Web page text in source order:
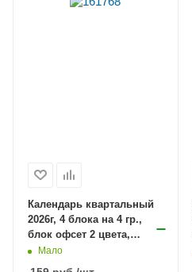
Календарь квартальный
2026г, 4 блока на 4 гр.,
блок офсет 2 цвета,
БИЗНЕС, Небоскребы, с
Мало